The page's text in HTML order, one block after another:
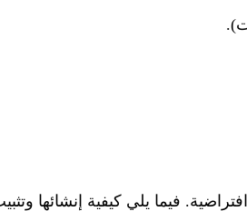
فيما يلي كيفية إنشائها